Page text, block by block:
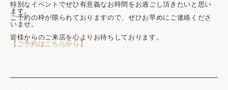
特別なイベントでぜひ有意義なお時間をお過ごし頂きたいと思い
ます。
ご予約の枠が限られておりますので、ぜひお早めにご連絡くださ
いませ。
皆様からのご来店を心よりお待ちしております。
【ご予約はこちらから】